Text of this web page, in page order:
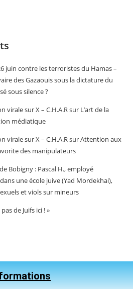
juin contre les terroristes du Hamas –
des Gazaouis sous la dictature du
sous silence ?
virale sur X – C.H.A.Rsur L’art de la
médiatique
virale sur X – C.H.A.RsurAttention aux
des manipulateurs
Bobigny : Pascal H., employé
une école juive (Yad Mordekhai),
et viols sur mineurs
de Juifs ici ! »